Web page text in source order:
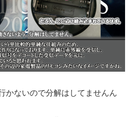
かないので分解はしてませんん